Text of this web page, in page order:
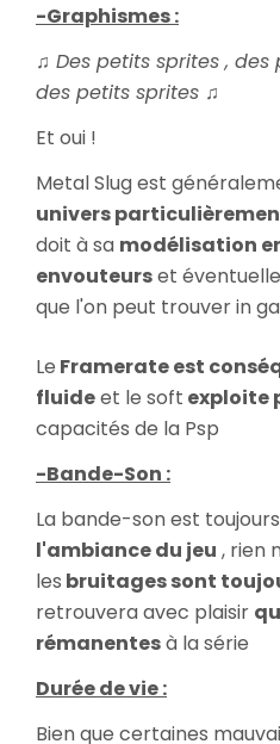
-Graphismes :
♫ Des petits sprites ,
des petits sprites ♫
Et oui !
Metal Slug est
univers
doit à sa modélisation
envouteurset
que l'on peut trouver in
Le Framerate est
fluideet le soft exploite
capacités de la Psp
-Bande-Son :
La bande-son est
l'ambiance du jeu , rien
les bruitages sont
retrouvera avec plaisir
rémanentesà la série
Durée de vie :
Bien que certaines